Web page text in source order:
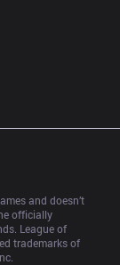
and doesn’t
officially
League of
trademarks of